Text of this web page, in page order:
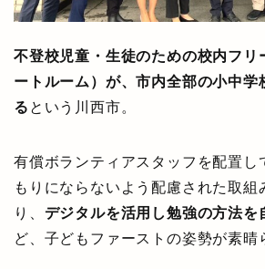
不登校児童・生徒のための校内フリ
ートルーム）が、市内全部の小中学
る という川西市。
有償ボランティアスタッフを配置し
もりにならないよう配慮された取組
り、 デジタルを活用し勉強の方法を
ど、子どもファーストの姿勢が素晴